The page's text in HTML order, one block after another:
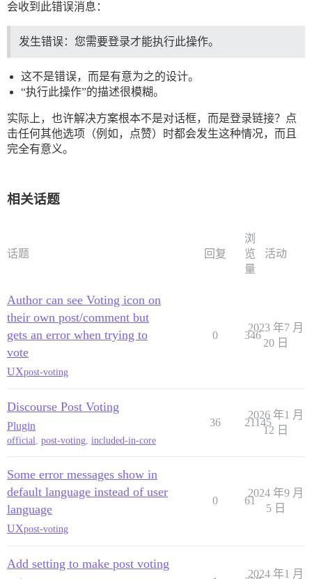
会收到此错误消息：
发生错误：您需要登录才能执行此操作。
这不是错误，而是有意为之的设计。
“执行此操作”的描述很模糊。
实际上，也许解决方案根本不是对话框，而是登录链接？点
击任何其他选项（例如，点赞）时都会发生这种情况，而且
完全有意义。
相关话题
话题 回复
浏
览
量
活动
Author can see Voting icon on
their own post/comment but
gets an error when trying to
vote
UXpost-voting
0 346
2023 年7 月
20 日
Discourse Post Voting
Plugin
official, post-voting, included-in-core
36 21145
2026 年1 月
12 日
Some error messages show in
default language instead of user
language
UXpost-voting
0 61
2024 年9 月
5 日
Add setting to make post voting
2024 年1 月